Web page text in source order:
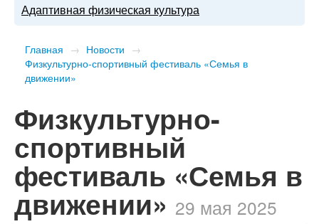
Адаптивная физическая культура
Главная → Новости →
Физкультурно-спортивный фестиваль «Семья в
движении»
Физкультурно-
спортивный
фестиваль «Семья в
движении» 29 мая 2025